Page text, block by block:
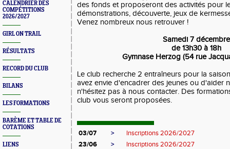
CALENDRIER DES
COMPÉTITIONS
2026/2027
GIRL ON TRAIL
RÉSULTATS
RECORD DU CLUB
BILANS
LES FORMATIONS
BARÈME ET TABLE DE
COTATIONS
LIENS
des fonds et proposeront des activités pour
démonstrations, découverte, jeux de
Venez nombreux nous retrouver !
Samedi 7 décembre
de 13h30 à 18h
Gymnase Herzog (54 rue
Le club recherche 2 entraîneurs pour la
avez envie d'encadrer des jeunes ou d'aider
n'hésitez pas à nous contacter. Des
club vous seront proposées.
03/07 >
Inscriptions 2026/2027
23/06
>
Inscriptions 2026/2027